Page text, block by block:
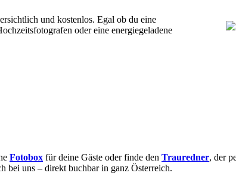
und kostenlos. Egal ob du eine
oder eine energiegeladene
Fotobox für deine Gäste oder finde den Trauredner, der
bei uns – direkt buchbar in ganz Österreich.